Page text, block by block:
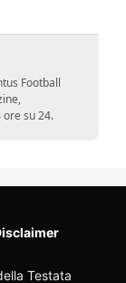
Football
su 24.
Testata